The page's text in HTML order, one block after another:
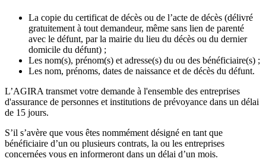
La copie du certificat de décès ou de l’acte de décès (délivré
gratuitement à tout demandeur, même sans lien de parenté
avec le défunt, par la mairie du lieu du décès ou du dernier
domicile du défunt) ;
Les nom(s), prénom(s) et adresse(s) du ou des bénéficiaire(s) ;
Les nom, prénoms, dates de naissance et de décès du défunt.
L’AGIRA transmet votre demande à l'ensemble des entreprises
d'assurance de personnes et institutions de prévoyance dans un délai
de 15 jours.
S’il s’avère que vous êtes nommément désigné en tant que
bénéficiaire d’un ou plusieurs contrats, la ou les entreprises
concernées vous en informeront dans un délai d’un mois.